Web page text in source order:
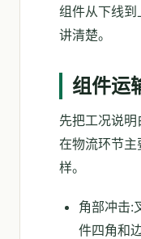
组件从下线
讲清楚。
组件运
先把工况说
在物流环节
样。
角部冲击:
件四角和